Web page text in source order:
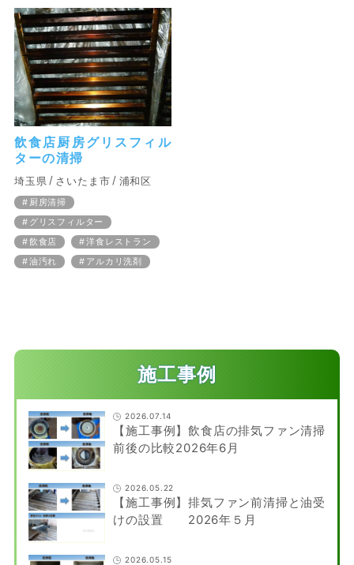
飲食店厨房グリスフィル
ターの清掃
埼玉県 さいたま市 浦和区
厨房清掃
グリスフィルター
飲食店
洋食レストラン
油汚れ
アルカリ洗剤
施工事例
2026.07.14
【施工事例】飲食店の排気ファン清掃
前後の比較2026年6月
2026.05.22
【施工事例】排気ファン前清掃と油受
けの設置 2026年５月
2026.05.15